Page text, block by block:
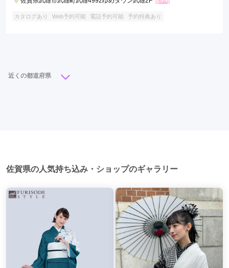
カタログあり Web予約可能 電話予約可能 予約特典あり
近くの都道府県
佐賀県の人気持ち込み・ショップのギャラリー